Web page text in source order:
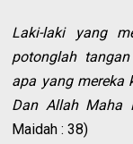
Laki-laki yang
potonglah
apa yang mereka
Dan Allah Maha
Maidah : 38)